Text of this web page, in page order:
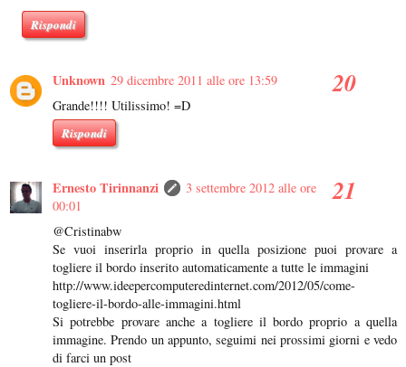
Rispondi
Unknown 29 dicembre 2011 alle ore 13:59
Grande!!!! Utilissimo! =D
Rispondi
Ernesto Tirinnanzi
3 settembre 2012 alle ore
00:01
@Cristinabw
Se vuoi inserirla proprio in quella posizione puoi provare a
togliere il bordo inserito automaticamente a tutte le immagini
http://www.ideepercomputeredinternet.com/2012/05/come-
togliere-il-bordo-alle-immagini.html
Si potrebbe provare anche a togliere il bordo proprio a quella
immagine. Prendo un appunto, seguimi nei prossimi giorni e vedo
di farci un post